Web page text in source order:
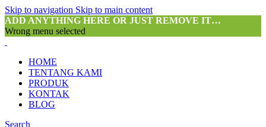
Skip to navigation Skip to main content
ADD ANYTHING HERE OR JUST REMOVE IT…
Wrong menu selected
HOME
TENTANG KAMI
PRODUK
KONTAK
BLOG
Search